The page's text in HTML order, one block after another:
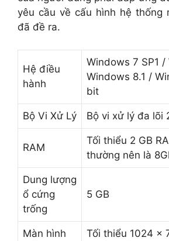
yêu cầu về cấu hình hệ thống
đã đề ra.
Hệ điều
hành
Windows 7 SP1
Windows 8.1 /
bit
Bộ Vi Xử Lý Bộ vi xử lý đa lõi
RAM
Tối thiểu 2 GB
thường nên là
Dung lượng
ổ cứng
trống
5 GB
Màn hình
Tối thiểu 1024 x